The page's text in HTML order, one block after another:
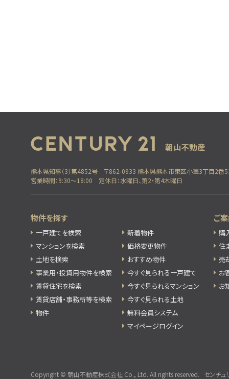
熊本県知事（3）第4852号
〒862-0933 熊本県熊本市東区小峯3丁目2番
営業時間：9:30～18:00
定休日：水曜日、第2・第4木曜日
物件を探す
一戸建てを検索
マンションを検索
土地を検索
事業用・投資用物件を検索
賃貸住宅を検索
賃貸店舗・事務所等を検索
物件
新着物件
価格変更物件
おすすめ物件
今すぐ見られる一戸建て
今すぐ見られるマンション
今すぐ見られる土地
無料会員システム
マイページログイン
ご
購
住
売
お
お
Copyright © 朝山不動産株式会社 Co., Ltd. All rights reserved. センチュ